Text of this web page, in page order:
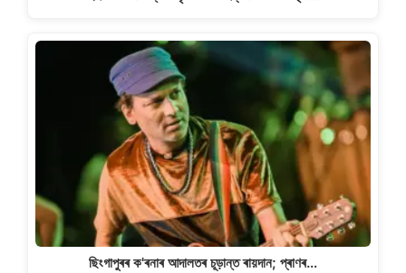
ছিংগাপুৰৰ ক'ৰনাৰ আদালতৰ চূড়ান্ত ৰায়দান; প্ৰাণৰ…